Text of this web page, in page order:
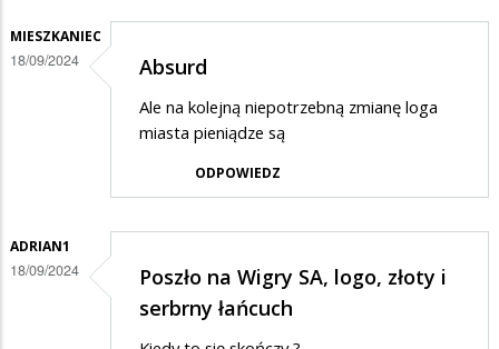
Koszty
MIESZKANIEC
18/09/2024 Absurd
Ale na kolejną niepotrzebną zmianę loga
miasta pieniądze są
ODPOWIEDZ
ADRIAN1
18/09/2024
Poszło na Wigry SA, logo, złoty i
serbrny łańcuch